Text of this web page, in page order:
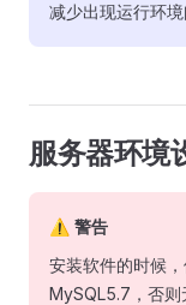
减少出现运行环境
服务器环境
⚠️ 警告
安装软件的时候
MySQL5.7，否则